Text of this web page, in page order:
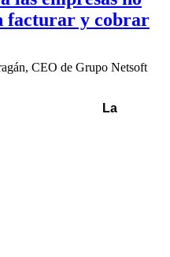
facturar y cobrar
CEO de Grupo Netsoft
La